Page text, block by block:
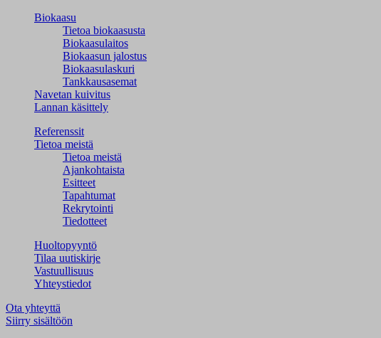
Biokaasu
Tietoa biokaasusta
Biokaasulaitos
Biokaasun jalostus
Biokaasulaskuri
Tankkausasemat
Navetan kuivitus
Lannan käsittely
Referenssit
Tietoa meistä
Tietoa meistä
Ajankohtaista
Esitteet
Tapahtumat
Rekrytointi
Tiedotteet
Huoltopyyntö
Tilaa uutiskirje
Vastuullisuus
Yhteystiedot
Ota yhteyttä
Siirry sisältöön